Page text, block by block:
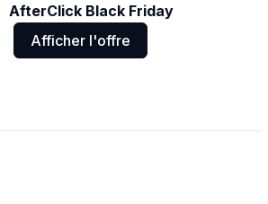
AfterClick Black Friday
Afficher l'offre